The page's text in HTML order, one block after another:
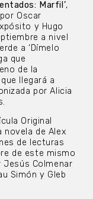
Marfil’,
Oscar
y Hugo
a nivel
a ‘Dímelo
que
de la
llegará a
por Alicia
Original
novela de Alex
de lecturas
de este mismo
Jesús Colmenar
Simón y Gleb